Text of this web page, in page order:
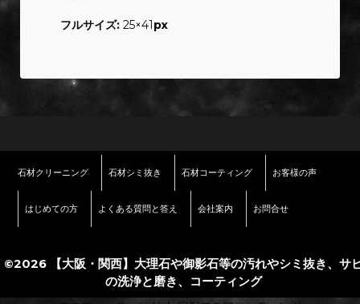
フルサイズ: 25×41 px
石材クリーニング 石材シミ抜き 石材コーティング お客様の声
はじめての方 よくある質問と答え 会社案内 お問合せ
©2026 【大阪・関西】大理石や御影石等の汚れやシミ抜き、サ
の洗浄と磨き、コーティング